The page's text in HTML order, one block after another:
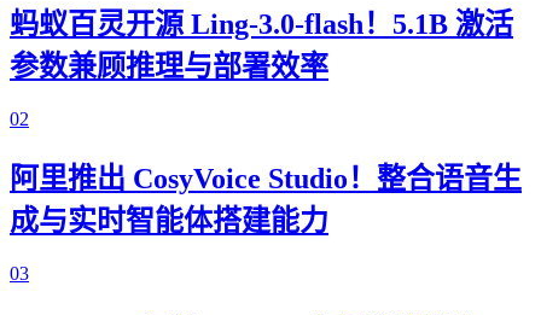
蚂蚁百灵开源 Ling-3.0-flash！5.1B 激活
参数兼顾推理与部署效率
02
阿里推出 CosyVoice Studio！整合语音生
成与实时智能体搭建能力
03